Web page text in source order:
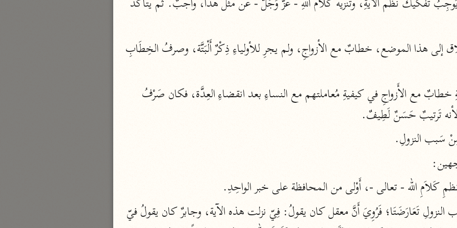
أضواء البيان
محمد الأمين الشنقيطي (١٣٩٤ هـ)
نظم الدرر
لغة وبلاغة
التحرير والتنوير
ابن عاشور (١٣٩٣ هـ)
نحو ٢٤ مجلدًا
مركَّزة العبارة
تفسير الجلالين
نحو مجلد
مدارك التنزيل
لأنه تَرتيبٌ حَسَنٌ لَطِيفٌ.
سَبب النزولِ.
كَلاَمِ الله - تعالى -، أَوْلى من المحافظة على خبر الواحِدِ.